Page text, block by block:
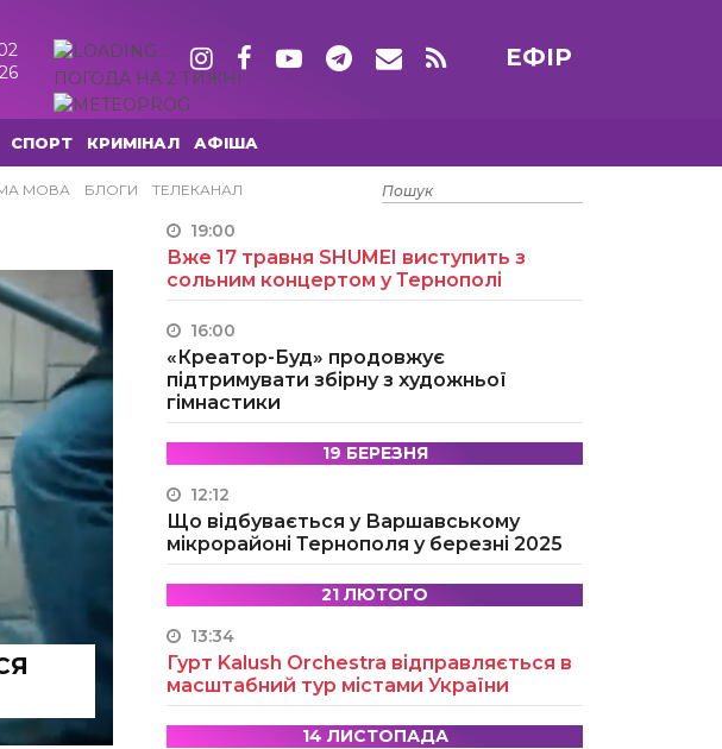
ПОГОДА НА 2 ТИЖНІ
ЕФІР
СПОРТ КРИМІНАЛ АФІША
МОВА БЛОГИ ТЕЛЕКАНАЛ
15 ТРАВНЯ
19:00
Вже 17 травня SHUMEI виступить з
сольним концертом у Тернополі
16:00
«Креатор-Буд» продовжує
підтримувати збірну з художньої
гімнастики
19 БЕРЕЗНЯ
12:12
Що відбувається у Варшавському
мікрорайоні Тернополя у березні 2025
21 ЛЮТОГО
13:34
Гурт Kalush Orchestra відправляється в
масштабний тур містами України
14 ЛИСТОПАДА